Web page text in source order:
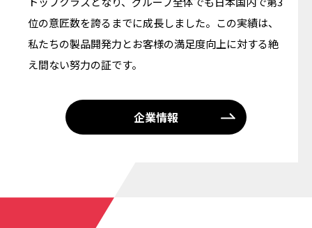
位の意匠数を誇るまでに成長しました。この実績は、
私たちの製品開発力とお客様の満足度向上に対する絶
え間ない努力の証です。
企業情報